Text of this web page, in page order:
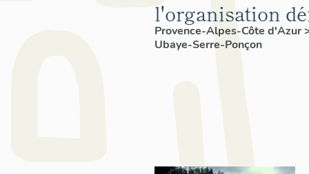
l'organisation
Provence-Alpes-Côte d'Azur
Ubaye-Serre-Ponçon